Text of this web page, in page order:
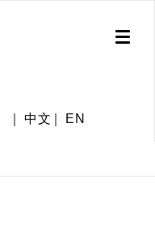
Toggle
中文 EN